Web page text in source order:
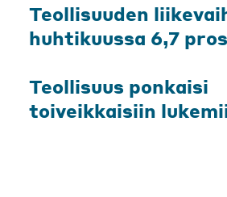
Teollisuuden
huhtikuussa 6,7
Teollisuus ponkaisi
toiveikkaisiin